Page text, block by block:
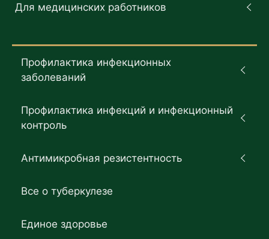
Для медицинских работников
Профилактика инфекционных
заболеваний
Профилактика инфекций и инфекционный
контроль
Антимикробная резистентность
Все о туберкулезе
Единое здоровье